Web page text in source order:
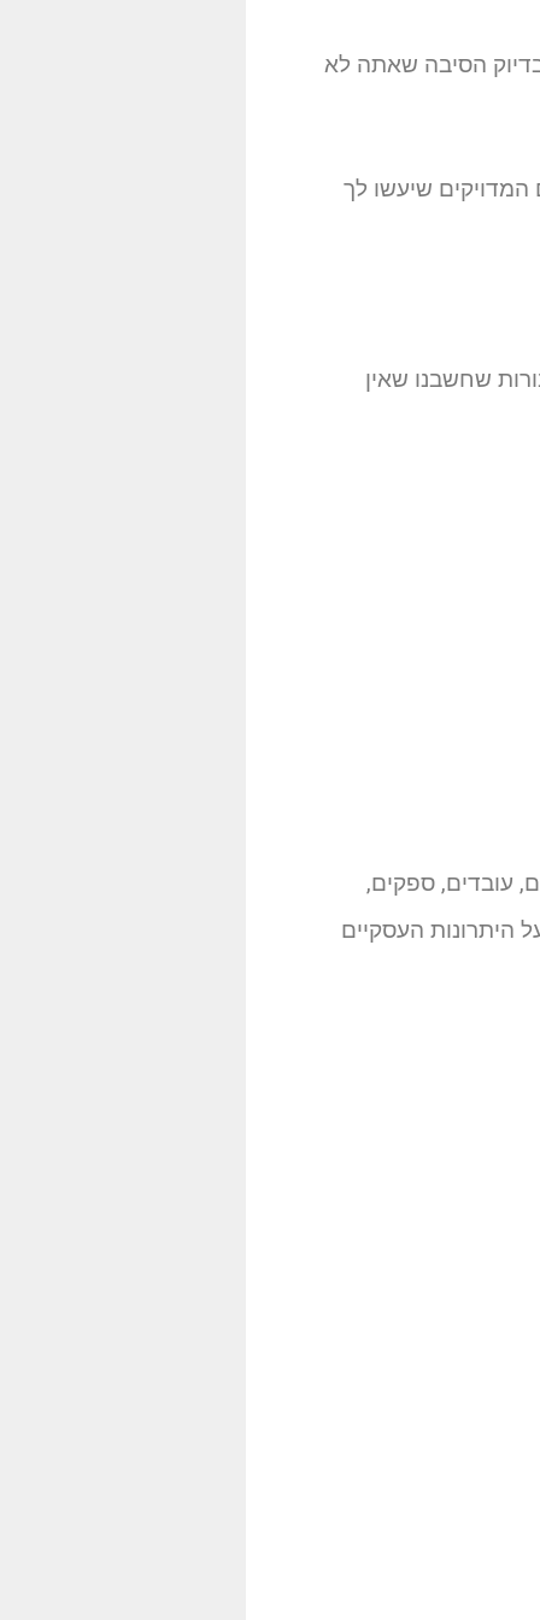
הסיבה שאתה לא
המדויקים שיעשו לך
שחשבנו שאין
עובדים, ספקים,
היתרונות העסקיים